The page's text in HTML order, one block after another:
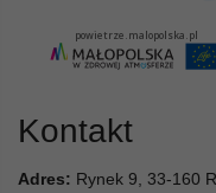
Kontakt
Adres: Rynek 9, 33-160